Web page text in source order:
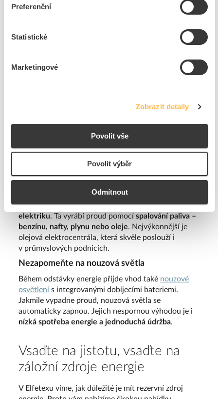
Preferenční
Statistické
Marketingové
Zobrazit detaily
Povolit vše
Povolit výběr
Odmítnout
průmyslovém podniku s vlastními servery? Pak
záložních zdrojů se liší tím, že disponují montážním
systémem rack, který se stará o napájení více zařízení
Vysoce výkonné
Dokážou napájet více zařízení zároveň
Vyšší pořizovací cena
Nižší záložní doba
Dalším užitečným zdrojem energie jecentrála na
elektriku. Ta vyrábí proud pomocí spalování paliva –
benzínu, nafty, plynu nebo oleje. Nejvýkonnější je
olejová elektrocentrála, která skvěle poslouží i
v průmyslových podnicích.
Nezapomeňte na nouzová světla
Během odstávky energie přijde vhod také nouzové
osvětlení s integrovanými dobíjecími bateriemi.
Jakmile vypadne proud, nouzová světla se
automaticky zapnou. Jejich nespornou výhodou je i
nízká spotřeba energie a jednoduchá údržba.
Vsaďte na jistotu, vsaďte na
záložní zdroje energie
V Elfetexu víme, jak důležité je mít rezervní zdroj